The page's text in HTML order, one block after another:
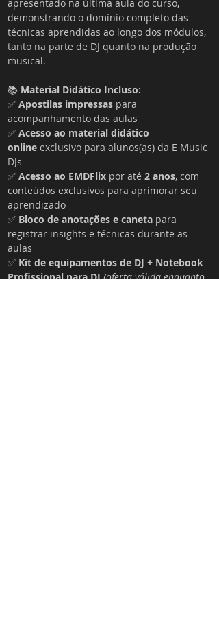
apresentado na última aula do curso,
demonstrando o domínio completo das
técnicas aprendidas ao longo dos módulos,
tanto na parte de DJ quanto na produção
musical.
📚 Material Didático Incluso:
✅ Apostilas impressas para
acompanhamento das aulas
✅ Acesso ao material didático
online exclusivo para alunos(as) da E Music
DJs
✅ Acesso ao EMDFlix por até 2 anos, com
conteúdos exclusivos para aprimorar seu
aprendizado
✅ Bloco de anotações e caneta para
registrar insights e técnicas durante as
aulas
✅ Kit de equipamentos de DJ + Notebook
Profissional para DJ (oferta válida enquanto